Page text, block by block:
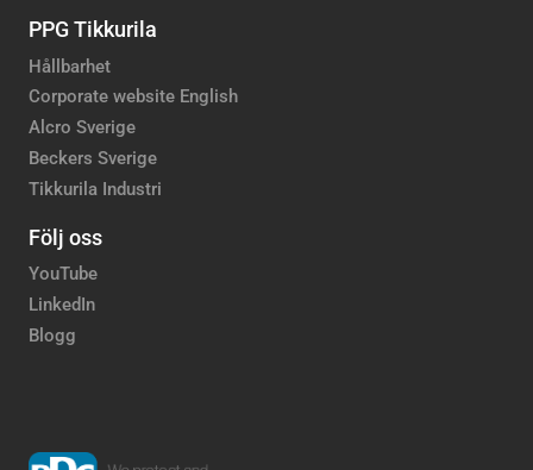
PPG Tikkurila
Hållbarhet
Corporate website English
Alcro Sverige
Beckers Sverige
Tikkurila Industri
Följ oss
YouTube
LinkedIn
Blogg